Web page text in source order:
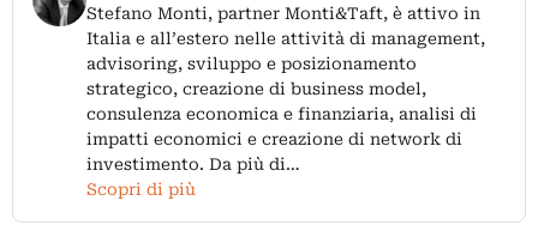
Stefano Monti, partner Monti&Taft, è attivo in
Italia e all’estero nelle attività di management,
advisoring, sviluppo e posizionamento
strategico, creazione di business model,
consulenza economica e finanziaria, analisi di
impatti economici e creazione di network di
investimento. Da più di…
Scopri di più